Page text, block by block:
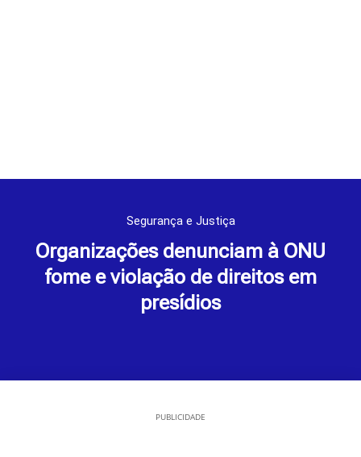
Segurança e Justiça
Organizações denunciam à ONU
fome e violação de direitos em
presídios
PUBLICIDADE